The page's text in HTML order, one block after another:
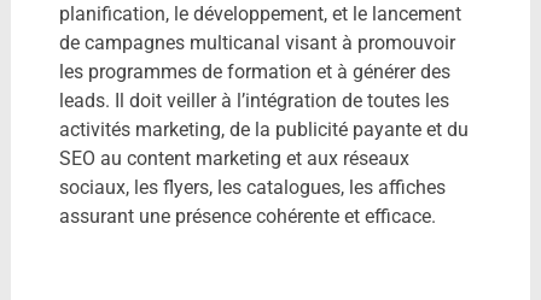
planification, le développement, et le lancement
de campagnes multicanal visant à promouvoir
les programmes de formation et à générer des
leads. Il doit veiller à l’intégration de toutes les
activités marketing, de la publicité payante et du
SEO au content marketing et aux réseaux
sociaux, les flyers, les catalogues, les affiches
assurant une présence cohérente et efficace.